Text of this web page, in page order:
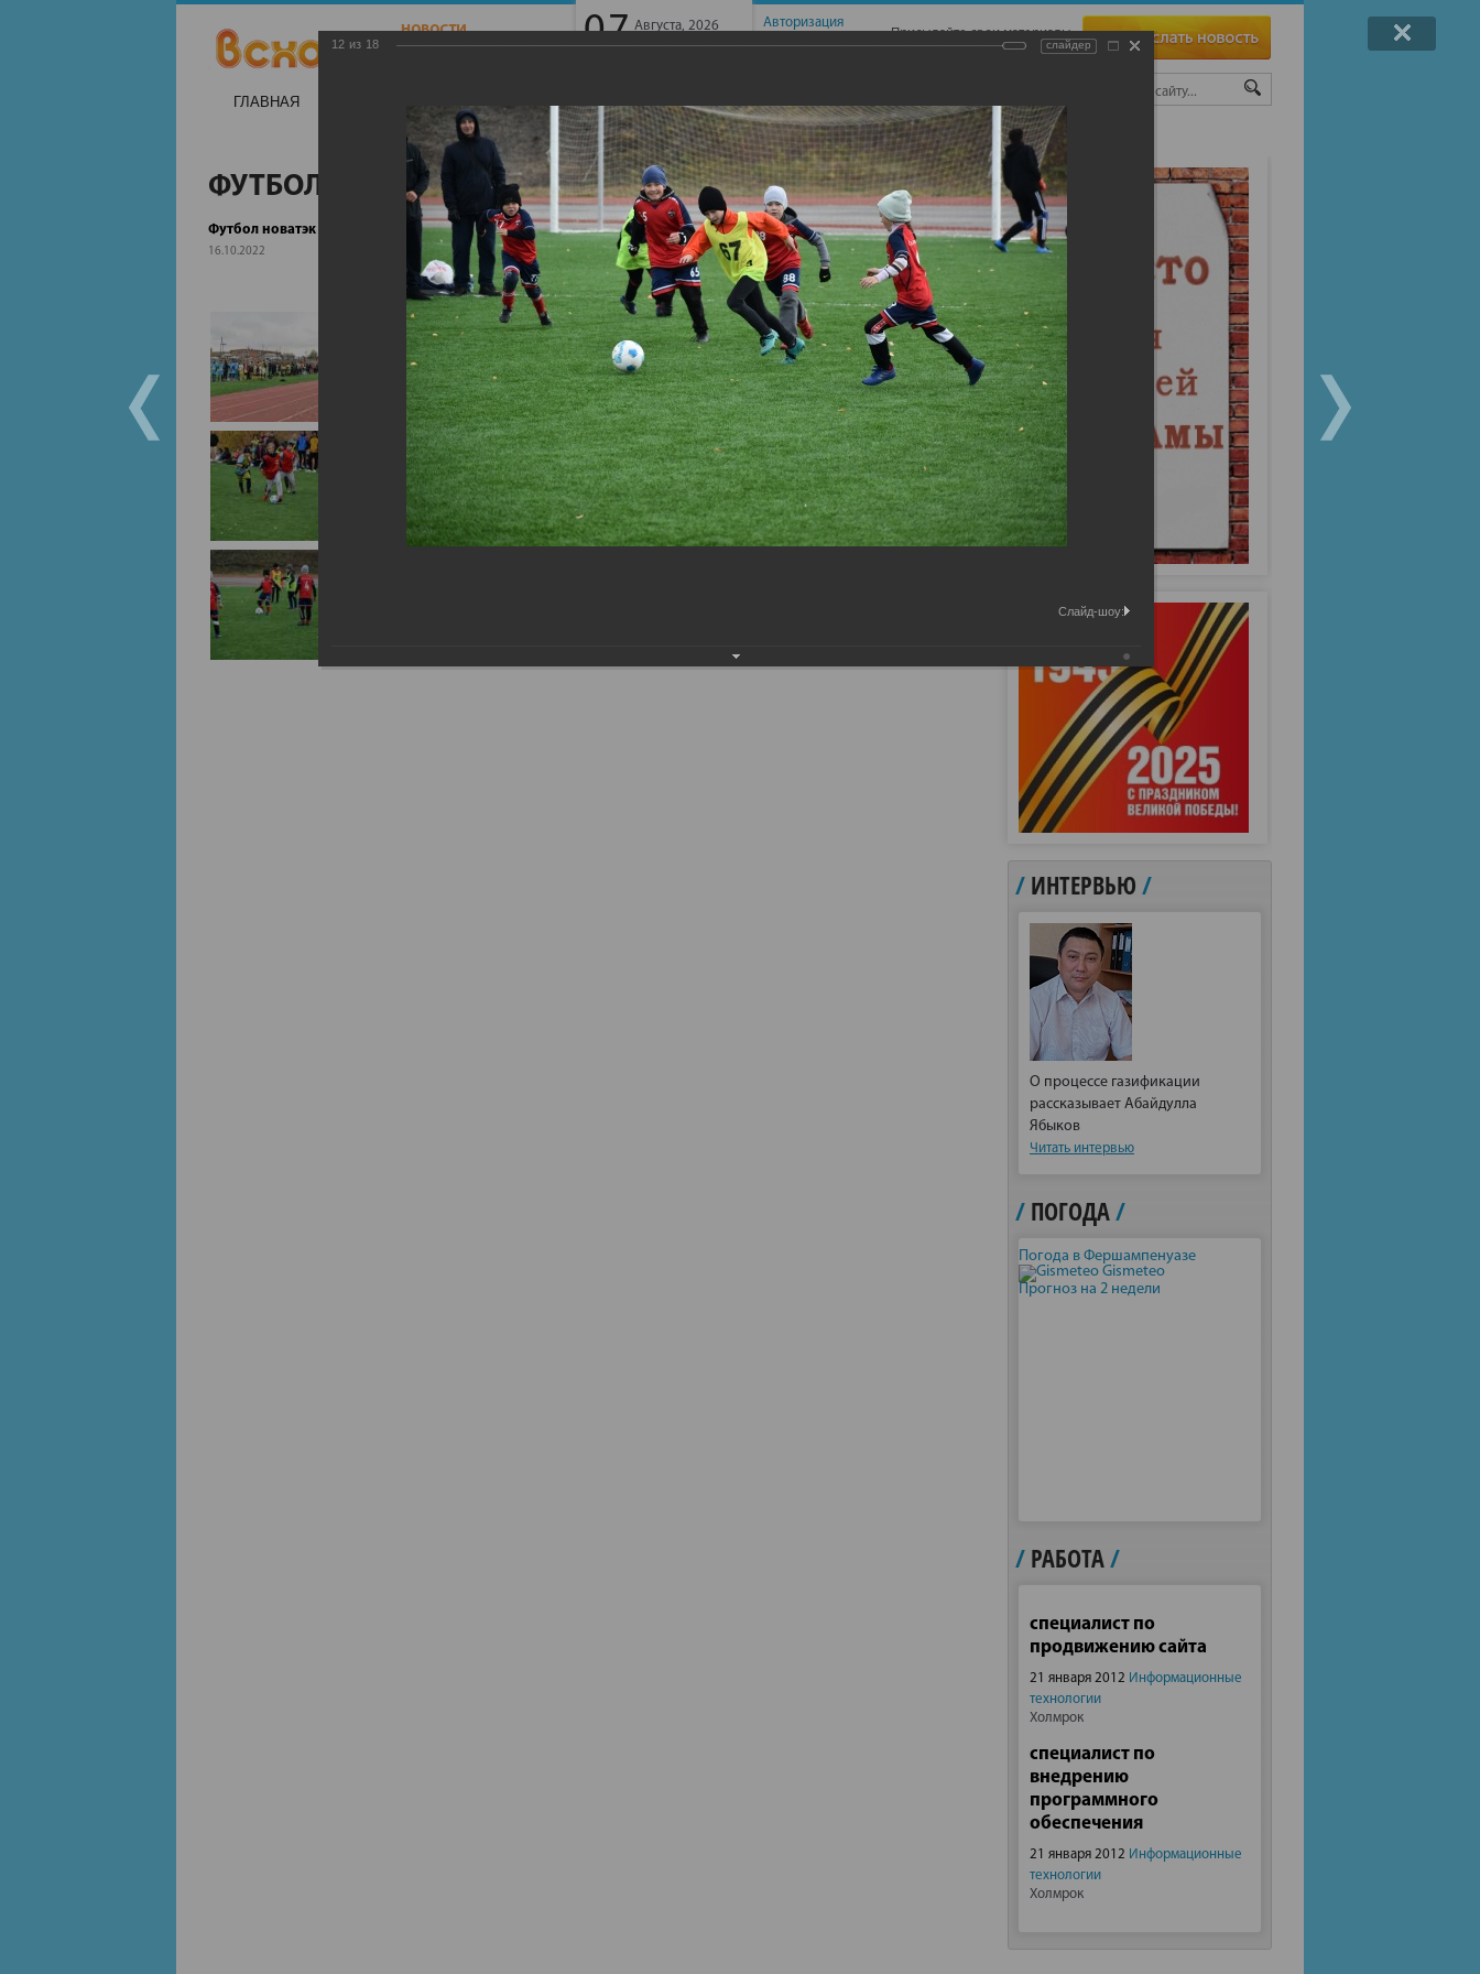
07Августа, 2026
Пятница
Авторизация
Регистрация
Присылайте свои материалы
ГЛАВНАЯ НАГАЙБАК -ТВ ИНТЕРВЬЮ ФОТОГАЛЕРЕЯ КОНТАКТЫ
ФУТБОЛ НОВАТЭК
Футбол новатэк
16.10.2022
/ ИНТЕРВЬЮ /
О процессе газификации
рассказывает Абайдулла
Ябыков
Читать интервью
/ ПОГОДА/
Погода в Фершампенуазе
Gismeteo
Прогноз на 2 недели
/ РАБОТА/
специалист по
продвижению сайта
21 января 2012 Информационные
технологии
Холмрок
специалист по
внедрению
программного
обеспечения
21 января 2012 Информационные
технологии
Холмрок
12 из 18 слайдер
Слайд-шоу: